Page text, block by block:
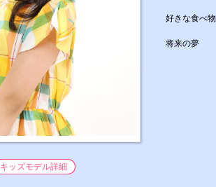
キッズモデル詳細
好きな食べ物
将来の夢